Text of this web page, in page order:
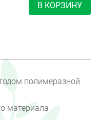
В КОРЗИНУ
полимеразной
материала